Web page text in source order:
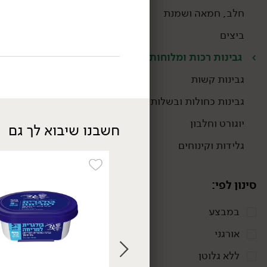
חלב, חמאה ושמנת
ביצים
גבינות רכות ומלוחות
גבינות קשות
גבינות כחולות ובשלות
יוגורט וחלבון
גלידות וקינוחים
סינון לפי:
במבצע
אורגני
ללא גלוטן
₪/ יח׳
גבינת מסקרפונה איטלקית
חשבנו שיבוא לך גם